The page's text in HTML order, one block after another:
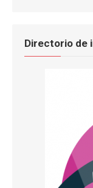
Directorio de